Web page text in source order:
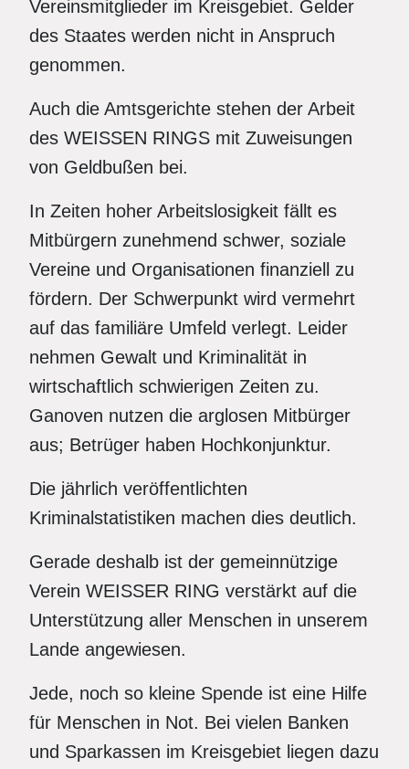
Vereinsmitglieder im Kreisgebiet. Gelder
des Staates werden nicht in Anspruch
genommen.
Auch die Amtsgerichte stehen der Arbeit
des WEISSEN RINGS mit Zuweisungen
von Geldbußen bei.
In Zeiten hoher Arbeitslosigkeit fällt es
Mitbürgern zunehmend schwer, soziale
Vereine und Organisationen finanziell zu
fördern. Der Schwerpunkt wird vermehrt
auf das familiäre Umfeld verlegt. Leider
nehmen Gewalt und Kriminalität in
wirtschaftlich schwierigen Zeiten zu.
Ganoven nutzen die arglosen Mitbürger
aus; Betrüger haben Hochkonjunktur.
Die jährlich veröffentlichten
Kriminalstatistiken machen dies deutlich.
Gerade deshalb ist der gemeinnützige
Verein WEISSER RING verstärkt auf die
Unterstützung aller Menschen in unserem
Lande angewiesen.
Jede, noch so kleine Spende ist eine Hilfe
für Menschen in Not. Bei vielen Banken
und Sparkassen im Kreisgebiet liegen dazu